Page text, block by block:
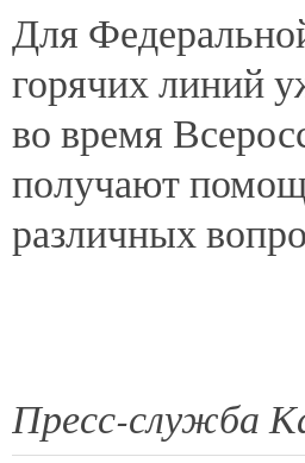
Для
горячих линий
во время
получают
различных
Пресс-служба